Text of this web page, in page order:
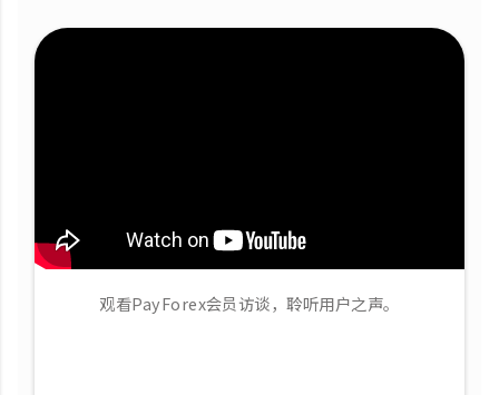
观看PayForex会员访谈，聆听用户之声。